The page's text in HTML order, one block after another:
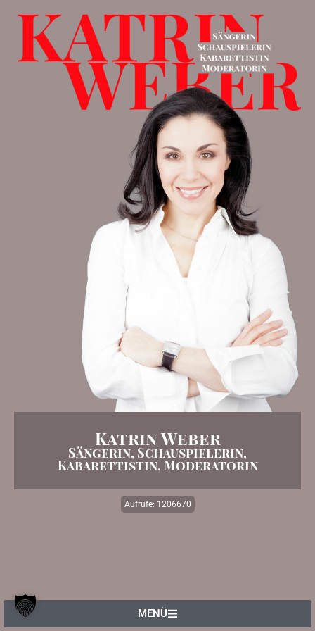
Katrin Weber
Sängerin, Schauspielerin,
Kabarettistin, Moderatorin
Aufrufe: 1206670
MENÜ